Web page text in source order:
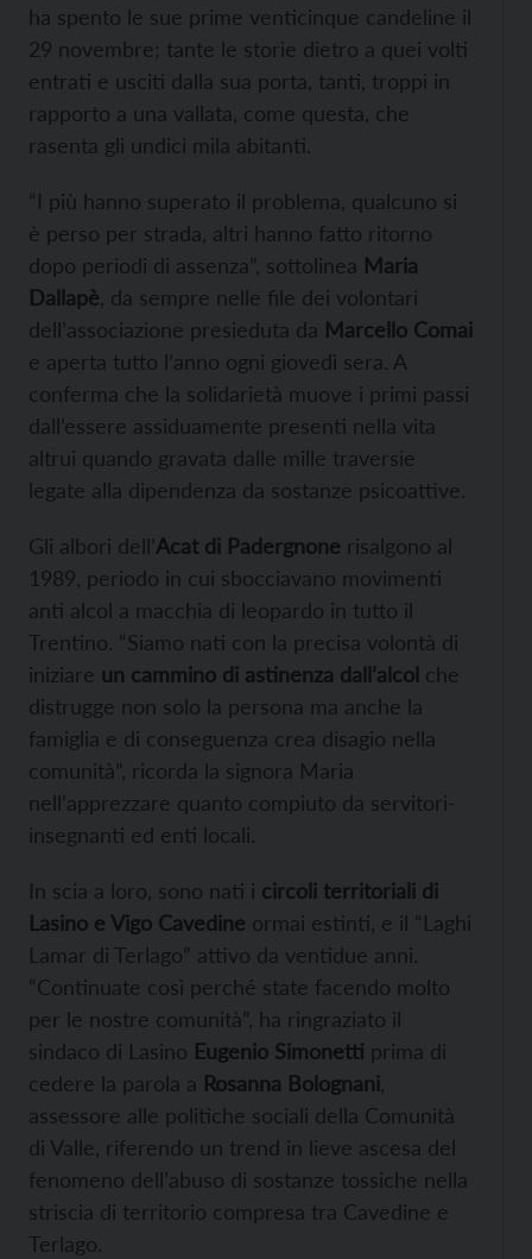
ha spento le sue prime venticinque candeline il
29 novembre; tante le storie dietro a quei volti
entrati e usciti dalla sua porta, tanti, troppi in
rapporto a una vallata, come questa, che
rasenta gli undici mila abitanti.
“I più hanno superato il problema, qualcuno si
è perso per strada, altri hanno fatto ritorno
dopo periodi di assenza”, sottolinea Maria
Dallapè , da sempre nelle file dei volontari
dell’associazione presieduta da Marcello Comai
e aperta tutto l’anno ogni giovedì sera. A
conferma che la solidarietà muove i primi passi
dall’essere assiduamente presenti nella vita
altrui quando gravata dalle mille traversie
legate alla dipendenza da sostanze psicoattive.
Gli albori dell’Acat di Padergnone risalgono al
1989, periodo in cui sbocciavano movimenti
anti alcol a macchia di leopardo in tutto il
Trentino. “Siamo nati con la precisa volontà di
iniziare un cammino di astinenza dall’alcol che
distrugge non solo la persona ma anche la
famiglia e di conseguenza crea disagio nella
comunità”, ricorda la signora Maria
nell’apprezzare quanto compiuto da servitori-
insegnanti ed enti locali.
In scia a loro, sono nati i circoli territoriali di
Lasino e Vigo Cavedine ormai estinti, e il “Laghi
Lamar di Terlago” attivo da ventidue anni.
“Continuate così perché state facendo molto
per le nostre comunità”, ha ringraziato il
sindaco di Lasino Eugenio Simonetti prima di
cedere la parola a Rosanna Bolognani
assessore alle politiche sociali della Comunità
di Valle, riferendo un trend in lieve ascesa del
fenomeno dell’abuso di sostanze tossiche nella
striscia di territorio compresa tra Cavedine e
Terlago.